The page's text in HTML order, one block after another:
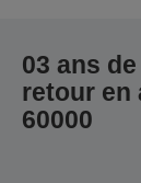
03 ans
retour en
60000